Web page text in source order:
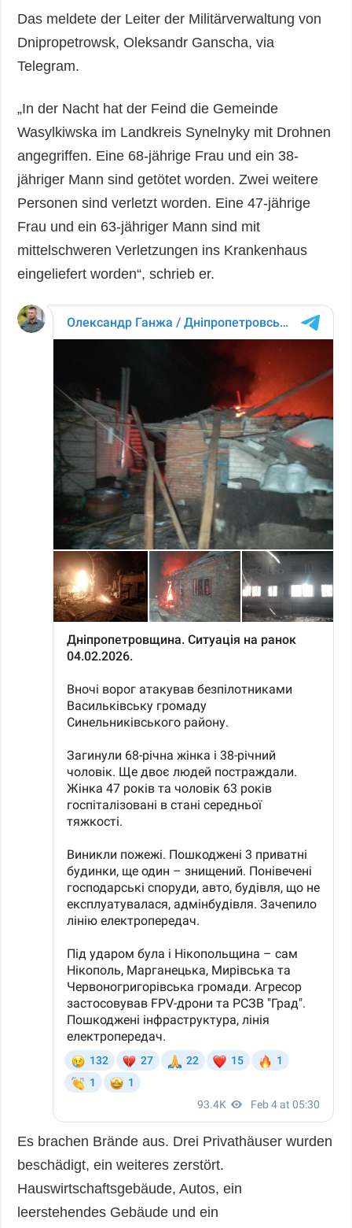
Das meldete der Leiter der Militärverwaltung von
Dnipropetrowsk, Oleksandr Ganscha, via
Telegram.
„In der Nacht hat der Feind die Gemeinde
Wasylkiwska im Landkreis Synelnyky mit Drohnen
angegriffen. Eine 68-jährige Frau und ein 38-
jähriger Mann sind getötet worden. Zwei weitere
Personen sind verletzt worden. Eine 47-jährige
Frau und ein 63-jähriger Mann sind mit
mittelschweren Verletzungen ins Krankenhaus
eingeliefert worden“, schrieb er.
Es brachen Brände aus. Drei Privathäuser wurden
beschädigt, ein weiteres zerstört.
Hauswirtschaftsgebäude, Autos, ein
leerstehendes Gebäude und ein